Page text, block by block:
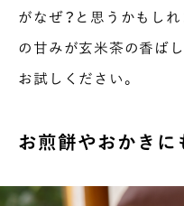
がなぜ？と思うかもしれ
の甘みが玄米茶の香ば
お試しください。
お煎餅やおかきに